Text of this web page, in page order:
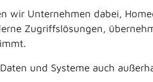
wir Unternehmen dabei,
Zugriffslösungen,
und Systeme auch